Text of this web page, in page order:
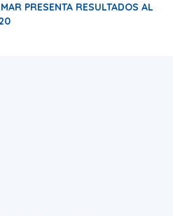
PRESENTA RESULTADOS AL